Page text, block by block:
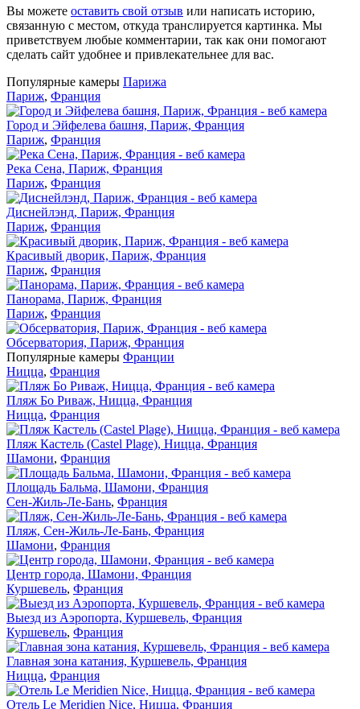
Вы можете оставить свой отзыв или написать историю,
связанную с местом, откуда транслируется картинка. Мы
приветствуем любые комментарии, так как они помогают
сделать сайт удобнее и привлекательнее для вас.
Популярные камеры Парижа
Париж, Франция
Город и Эйфелева башня, Париж, Франция
Париж, Франция
Река Сена, Париж, Франция
Париж, Франция
Диснейлэнд, Париж, Франция
Париж, Франция
Красивый дворик, Париж, Франция
Париж, Франция
Панорама, Париж, Франция
Париж, Франция
Обсерватория, Париж, Франция
Популярные камеры Франции
Ницца, Франция
Пляж Бо Риваж, Ницца, Франция
Ницца, Франция
Пляж Кастель (Castel Plage), Ницца, Франция
Шамони, Франция
Площадь Бальма, Шамони, Франция
Сен-Жиль-Ле-Бань, Франция
Пляж, Сен-Жиль-Ле-Бань, Франция
Шамони, Франция
Центр города, Шамони, Франция
Куршевель, Франция
Выезд из Аэропорта, Куршевель, Франция
Куршевель, Франция
Главная зона катания, Куршевель, Франция
Ницца, Франция
Отель Le Meridien Nice, Ницца, Франция